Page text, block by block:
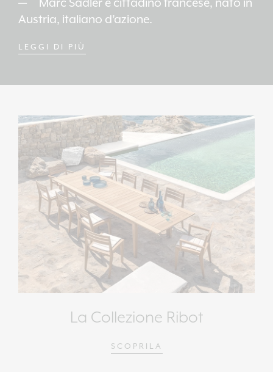
Marc Sadler è cittadino francese, nato in
Austria, italiano d’azione.
LEGGI DI PIÙ
La Collezione Ribot
SCOPRILA